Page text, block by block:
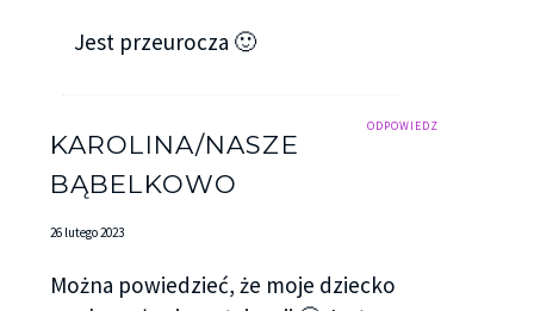
Jest przeurocza 🙂
ODPOWIEDZ
KAROLINA/NASZE
BĄBELKOWO
26 lutego 2023
Można powiedzieć, że moje dziecko